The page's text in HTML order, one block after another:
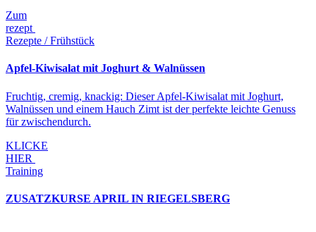
Zum
rezept
Rezepte / Frühstück
Apfel-Kiwisalat mit Joghurt & Walnüssen
Fruchtig, cremig, knackig: Dieser Apfel-Kiwisalat mit Joghurt,
Walnüssen und einem Hauch Zimt ist der perfekte leichte Genuss
für zwischendurch.
KLICKE
HIER
Training
ZUSATZKURSE APRIL IN RIEGELSBERG